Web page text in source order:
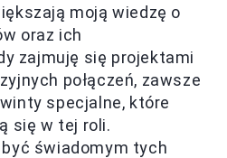
moją wiedzę o
oraz ich
zajmuję się projektami
połączeń, zawsze
specjalne, które
się w tej roli.
świadomym tych